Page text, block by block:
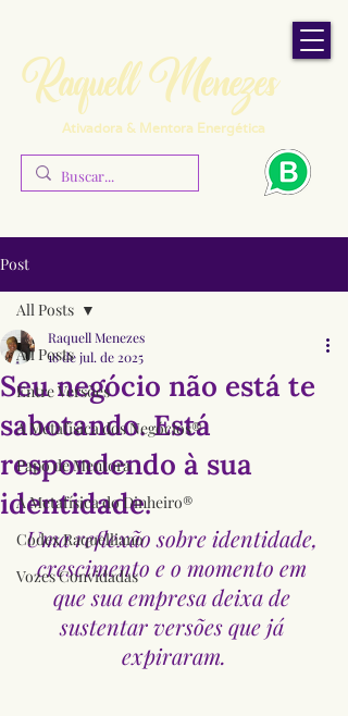
Raquell Menezes
Ativadora & Mentora Energética
Post
All Posts
Entre Versões
A Metafísica dos Negócios®
Papo de Mentora
A Metafísica do Dinheiro®
Codex Raquelliano
Vozes Convidadas
All Posts
Seu negócio não está te
sabotando. Está
respondendo à sua
identidade.
Raquell Menezes
18 de jul. de 2025
Uma reflexão sobre identidade,
crescimento e o momento em
que sua empresa deixa de
sustentar versões que já
expiraram.